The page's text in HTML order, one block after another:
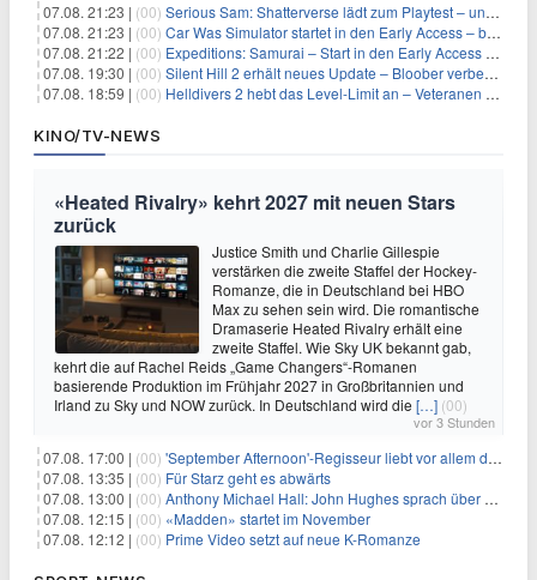
07.08. 21:23 | (00) Serious Sam: Shatterverse lädt zum Playtest – und erscheint schon bald!
07.08. 21:23 | (00) Car Was Simulator startet in den Early Access – bald gehts los!
07.08. 21:22 | (00) Expeditions: Samurai – Start in den Early Access ab heute im feudalen Japan
07.08. 19:30 | (00) Silent Hill 2 erhält neues Update – Bloober verbessert Grafik und Performance
07.08. 18:59 | (00) Helldivers 2 hebt das Level-Limit an – Veteranen können endlich weiter aufsteigen
KINO/TV-NEWS
«Heated Rivalry» kehrt 2027 mit neuen Stars
zurück
Justice Smith und Charlie Gillespie
verstärken die zweite Staffel der Hockey-
Romanze, die in Deutschland bei HBO
Max zu sehen sein wird. Die romantische
Dramaserie Heated Rivalry erhält eine
zweite Staffel. Wie Sky UK bekannt gab,
kehrt die auf Rachel Reids „Game Changers“-Romanen
basierende Produktion im Frühjahr 2027 in Großbritannien und
Irland zu Sky und NOW zurück. In Deutschland wird die […] (00)
vor 3 Stunden
07.08. 17:00 | (00) 'September Afternoon'-Regisseur liebt vor allem die 'Banalität' in seinen Filmen
07.08. 13:35 | (00) Für Starz geht es abwärts
07.08. 13:00 | (00) Anthony Michael Hall: John Hughes sprach über eine Fortsetzung von 'The Breakfast Club'
07.08. 12:15 | (00) «Madden» startet im November
07.08. 12:12 | (00) Prime Video setzt auf neue K-Romanze